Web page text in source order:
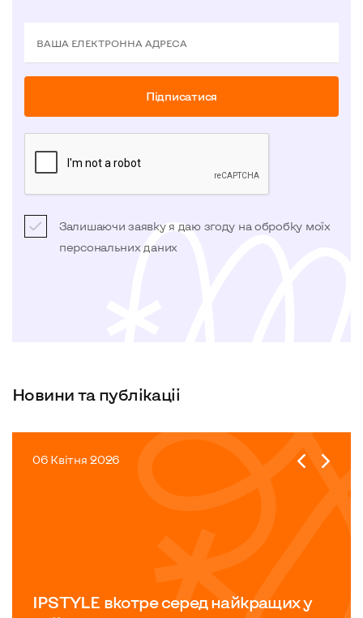
ВАША ЕЛЕКТРОННА АДРЕСА
Пiдписатися
Залишаючи заявку я даю згоду на обробку моїх
персональних даних
Новини та публiкацii
06 Квітня 2026
IPSTYLE вкотре серед найкращих у